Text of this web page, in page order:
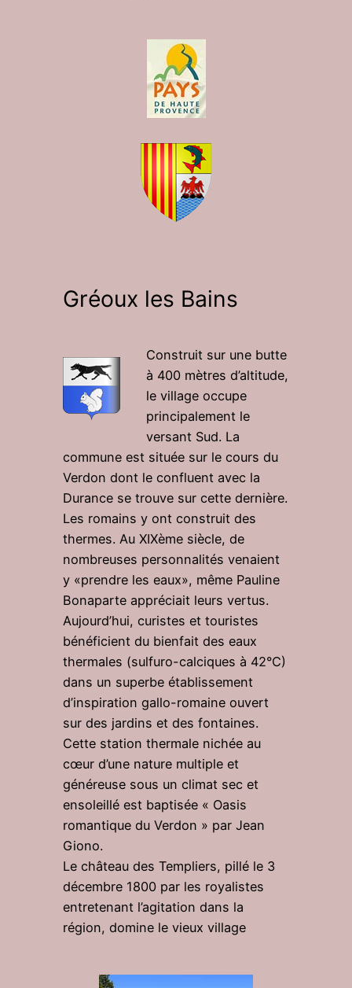
Gréoux les Bains
Construit sur une butte
à 400 mètres d’altitude,
le village occupe
principalement le
versant Sud. La
commune est située sur le cours du
Verdon dont le confluent avec la
Durance se trouve sur cette dernière.
Les romains y ont construit des
thermes. Au XIXème siècle, de
nombreuses personnalités venaient
y «prendre les eaux», même Pauline
Bonaparte appréciait leurs vertus.
Aujourd’hui, curistes et touristes
bénéficient du bienfait des eaux
thermales (sulfuro-calciques à 42°C)
dans un superbe établissement
d’inspiration gallo-romaine ouvert
sur des jardins et des fontaines.
Cette station thermale nichée au
cœur d’une nature multiple et
généreuse sous un climat sec et
ensoleillé est baptisée « Oasis
romantique du Verdon » par Jean
Giono.
Le château des Templiers, pillé le 3
décembre 1800 par les royalistes
entretenant l’agitation dans la
région, domine le vieux village